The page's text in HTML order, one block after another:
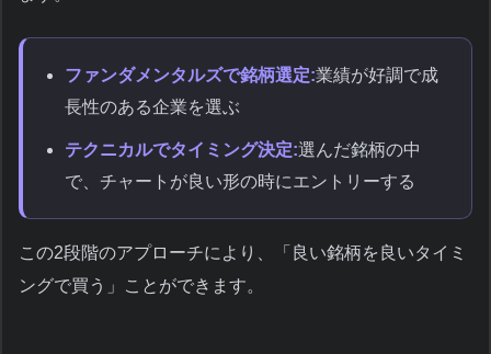
ファンダメンタルズで銘柄選定:業績が好調で成
長性のある企業を選ぶ
テクニカルでタイミング決定:選んだ銘柄の中
で、チャートが良い形の時にエントリーする
この2段階のアプローチにより、「良い銘柄を良いタイミ
ングで買う」ことができます。